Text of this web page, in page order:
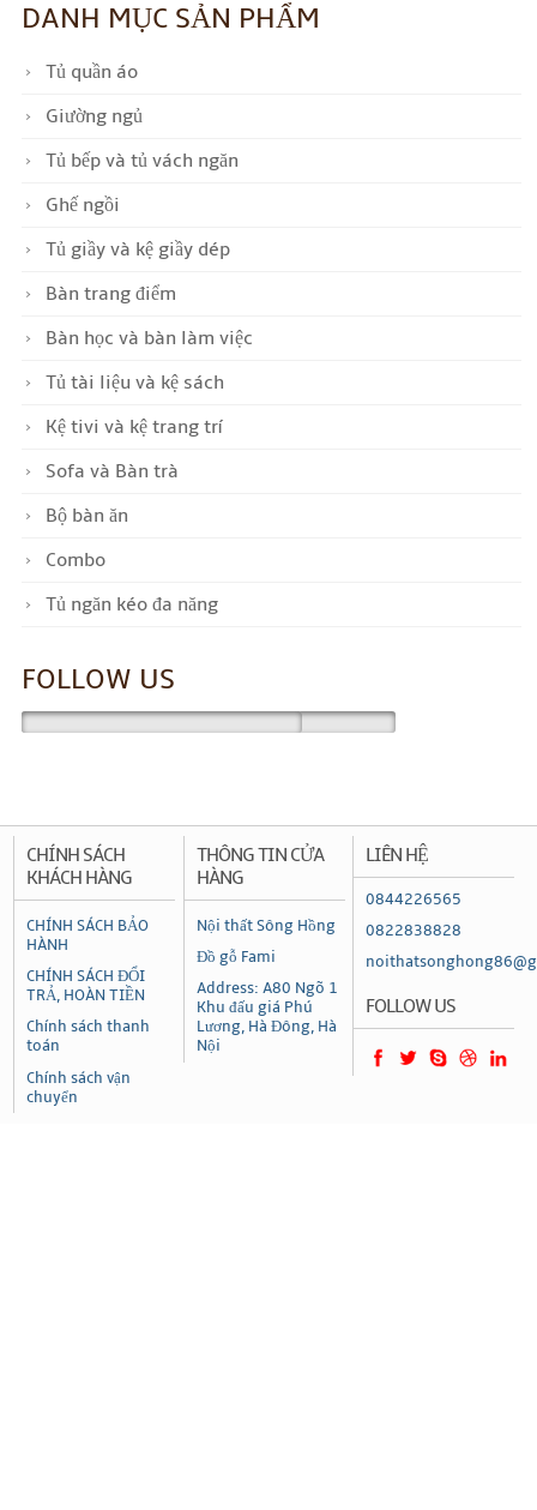
DANH MỤC SẢN PHẨM
Tủ quần áo
Giường ngủ
Tủ bếp và tủ vách ngăn
Ghế ngồi
Tủ giầy và kệ giầy dép
Bàn trang điểm
Bàn học và bàn làm việc
Tủ tài liệu và kệ sách
Kệ tivi và kệ trang trí
Sofa và Bàn trà
Bộ bàn ăn
Combo
Tủ ngăn kéo đa năng
FOLLOW US
CHÍNH SÁCH
KHÁCH HÀNG
CHÍNH SÁCH BẢO
HÀNH
CHÍNH SÁCH ĐỔI
TRẢ, HOÀN TIỀN
Chính sách thanh
toán
Chính sách vận
chuyển
THÔNG TIN CỬA
HÀNG
Nội thất Sông Hồng
Đồ gỗ Fami
Address: A80 Ngõ 1
Khu đấu giá Phú
Lương, Hà Đông, Hà
Nội
LIÊN HỆ
0844226565
0822838828
FOLLOW US